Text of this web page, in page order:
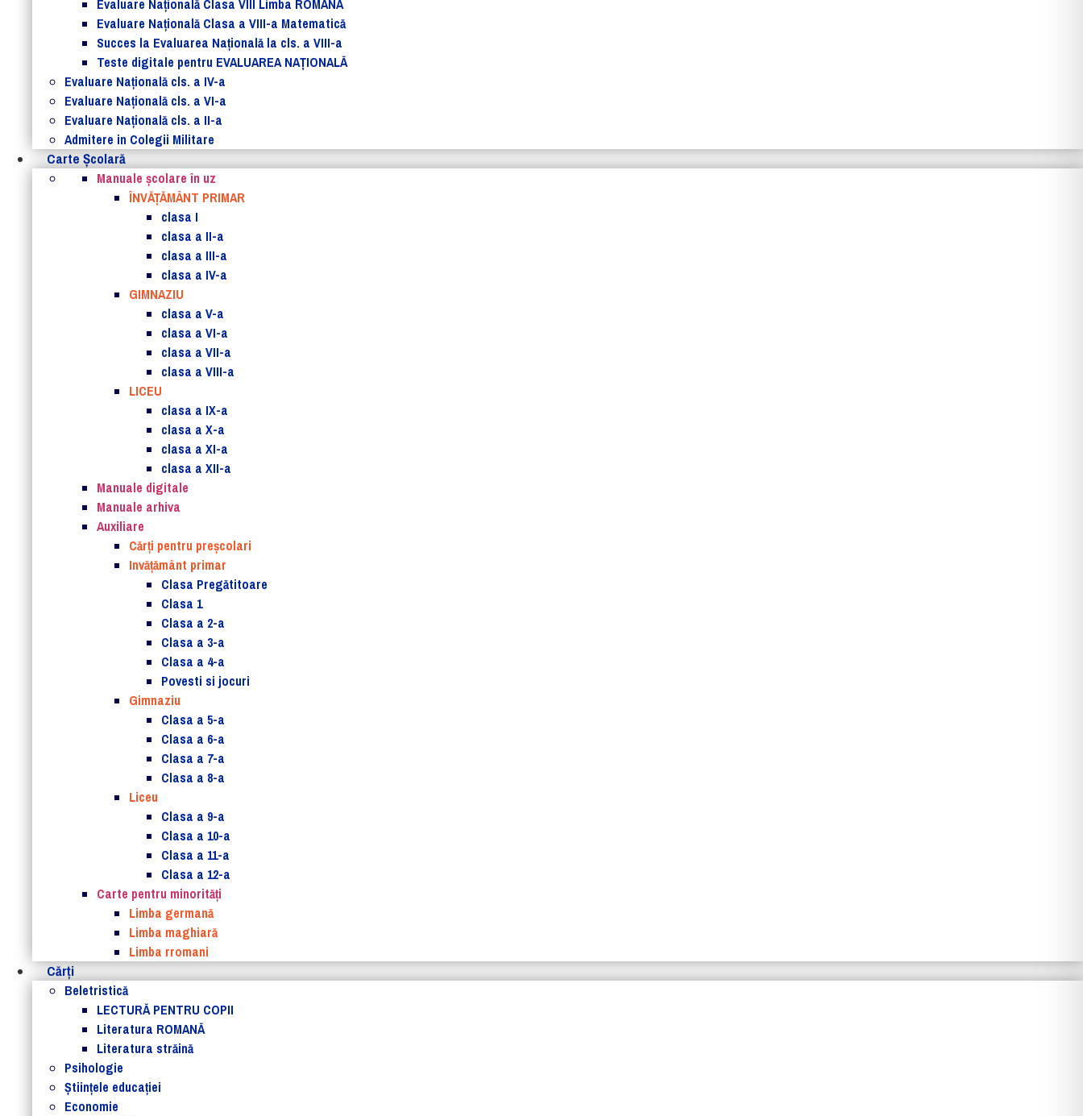
Evaluare Naţională Clasa VIII Limba ROMANĂ
Evaluare Naţională Clasa a VIII-a Matematică
Succes la Evaluarea Națională la cls. a VIII-a
Teste digitale pentru EVALUAREA NAȚIONALĂ
Evaluare Naţională cls. a IV-a
Evaluare Naţională cls. a VI-a
Evaluare Naţională cls. a II-a
Admitere in Colegii Militare
Carte Şcolară
Manuale şcolare în uz
ÎNVĂȚĂMÂNT PRIMAR
clasa I
clasa a II-a
clasa a III-a
clasa a IV-a
GIMNAZIU
clasa a V-a
clasa a VI-a
clasa a VII-a
clasa a VIII-a
LICEU
clasa a IX-a
clasa a X-a
clasa a XI-a
clasa a XII-a
Manuale digitale
Manuale arhiva
Auxiliare
Cărţi pentru preşcolari
Invățământ primar
Clasa Pregătitoare
Clasa 1
Clasa a 2-a
Clasa a 3-a
Clasa a 4-a
Povesti si jocuri
Gimnaziu
Clasa a 5-a
Clasa a 6-a
Clasa a 7-a
Clasa a 8-a
Liceu
Clasa a 9-a
Clasa a 10-a
Clasa a 11-a
Clasa a 12-a
Carte pentru minorităţi
Limba germană
Limba maghiară
Limba rromani
Cărţi
Beletristică
LECTURĂ PENTRU COPII
Literatura ROMANĂ
Literatura străină
Psihologie
Ştiinţele educaţiei
Economie